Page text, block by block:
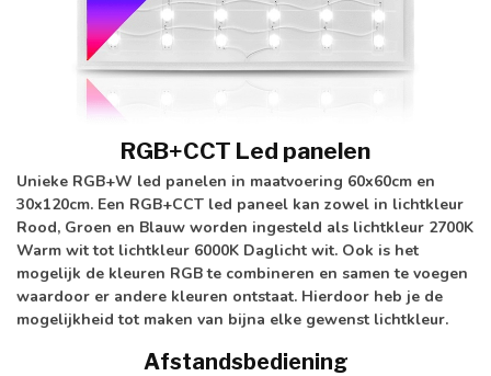
RGB+CCT Led panelen
Unieke RGB+W led panelen in maatvoering 60x60cm en
30x120cm. Een RGB+CCT led paneel kan zowel in lichtkleur
Rood, Groen en Blauw worden ingesteld als lichtkleur 2700K
Warm wit tot lichtkleur 6000K Daglicht wit. Ook is het
mogelijk de kleuren RGB te combineren en samen te voegen
waardoor er andere kleuren ontstaat. Hierdoor heb je de
mogelijkheid tot maken van bijna elke gewenst lichtkleur.
Afstandsbediening